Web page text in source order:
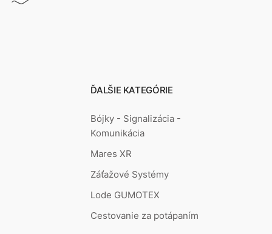
ĎALŠIE KATEGÓRIE
Bójky - Signalizácia -
Komunikácia
Mares XR
Záťažové Systémy
Lode GUMOTEX
Cestovanie za potápaním